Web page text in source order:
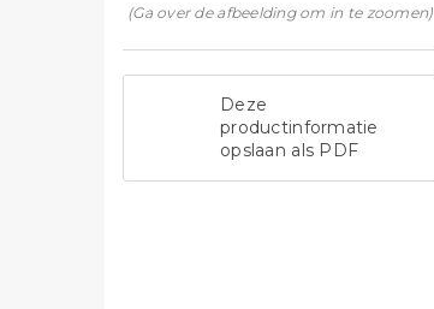
(Ga over de afbeelding om in te zoomen)
Deze
productinformatie
opslaan als PDF